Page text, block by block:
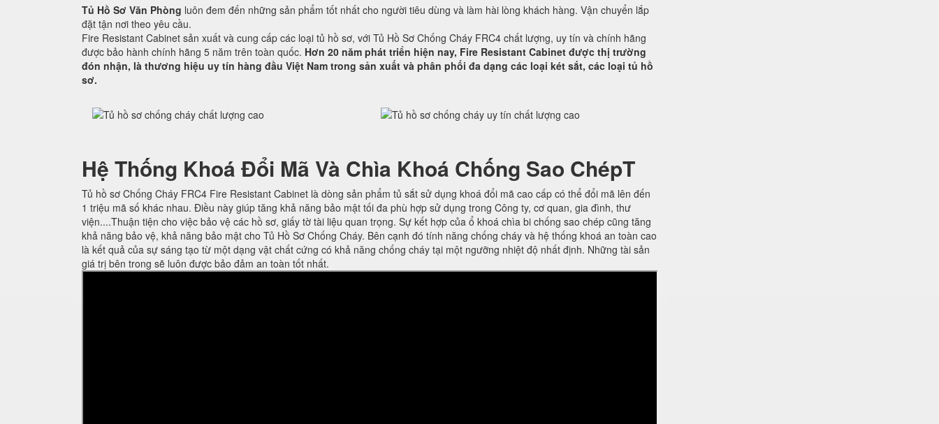
Tủ Hồ Sơ Văn Phòng luôn đem đến những sản phẩm tốt nhất cho người tiêu dùng và làm hài lòng khách hàng. Vận chuyển lắp
đặt tận nơi theo yêu cầu.
Fire Resistant Cabinet sản xuất và cung cấp các loại tủ hồ sơ, với Tủ Hồ Sơ Chống Cháy FRC4 chất lượng, uy tín và chính hãng
được bảo hành chính hãng 5 năm trên toàn quốc. Hơn 20 năm phát triển hiện nay, Fire Resistant Cabinet được thị trường
đón nhận, là thương hiệu uy tín hàng đầu Việt Nam trong sản xuất và phân phối đa dạng các loại két sắt, các loại tủ hồ
sơ.
Hệ Thống Khoá Đổi Mã Và Chìa Khoá Chống Sao ChépT
Tủ hồ sơ Chống Cháy FRC4 Fire Resistant Cabinet là dòng sản phẩm tủ sắt sử dụng khoá đổi mã cao cấp có thể đổi mã lên đến
1 triệu mã số khác nhau. Điều này giúp tăng khả năng bảo mật tối đa phù hợp sử dụng trong Công ty, cơ quan, gia đình, thư
viện....Thuận tiện cho việc bảo vệ các hồ sơ, giấy tờ tài liệu quan trọng. Sự kết hợp của ổ khoá chìa bi chống sao chép cũng tăng
khả năng bảo vệ, khả năng bảo mật cho Tủ Hồ Sơ Chống Cháy. Bên cạnh đó tính năng chống cháy và hệ thống khoá an toàn cao
là kết quả của sự sáng tạo từ một dạng vật chất cứng có khả năng chống cháy tại một ngưỡng nhiệt độ nhất định. Những tài sản
giá trị bên trong sẽ luôn được bảo đảm an toàn tốt nhất.